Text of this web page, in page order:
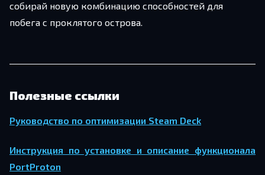
собирай новую комбинацию способностей для
побега с проклятого острова.
Полезные ссылки
Руководство по оптимизации Steam Deck
Инструкция по установке и описание функционала
PortProton